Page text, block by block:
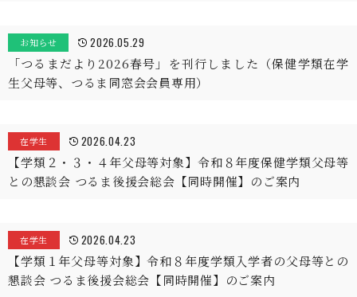
お知らせ 2026.05.29
「つるまだより2026春号」を刊行しました（保健学類在学
生父母等、つるま同窓会会員専用）
在学生 2026.04.23
【学類２・３・４年父母等対象】令和８年度保健学類父母等
との懇談会 つるま後援会総会【同時開催】のご案内
在学生 2026.04.23
【学類１年父母等対象】令和８年度学類入学者の父母等との
懇談会 つるま後援会総会【同時開催】のご案内